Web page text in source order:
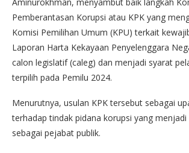
Pemberantasan Korupsi atau KPK yang
Komisi Pemilihan Umum (KPU) terkait
Laporan Harta Kekayaan Penyelenggara
calon legislatif (caleg) dan menjadi syarat
terpilih pada Pemilu 2024.
Menurutnya, usulan KPK tersebut sebagai
terhadap tindak pidana korupsi yang menjadi
sebagai pejabat publik.